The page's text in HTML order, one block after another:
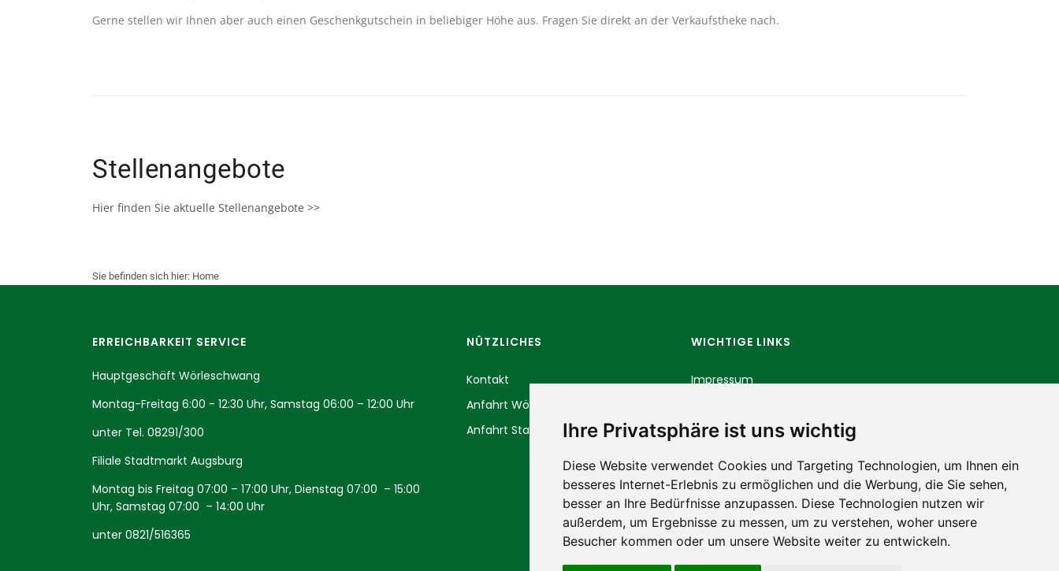
Ihre Privatsphäre ist uns wichtig
Diese Website verwendet Cookies und Targeting Technologien, um Ihnen ein
besseres Internet-Erlebnis zu ermöglichen und die Werbung, die Sie sehen,
besser an Ihre Bedürfnisse anzupassen. Diese Technologien nutzen wir
außerdem, um Ergebnisse zu messen, um zu verstehen, woher unsere
Besucher kommen oder um unsere Website weiter zu entwickeln.
Gerne stellen wir Ihnen aber auch einen Geschenkgutschein in beliebiger Höhe aus. Fragen Sie direkt an der Verkaufstheke nach.
Stellenangebote
Hier finden Sie aktuelle Stellenangebote >>
Sie befinden sich hier: Home
ERREICHBARKEIT SERVICE
Hauptgeschäft Wörleschwang
Montag-Freitag 6:00 - 12:30 Uhr, Samstag 06:00 – 12:00 Uhr
unter Tel. 08291/300
Filiale Stadtmarkt Augsburg
Montag bis Freitag 07:00 – 17:00 Uhr, Dienstag 07:00 – 15:00
Uhr, Samstag 07:00 – 14:00 Uhr
unter 0821/516365
NÜTZLICHES
Kontakt
Anfahrt Wörleschwang
Anfahrt Stadtmarkt Augsburg
WICHTIGE LINKS
Impressum